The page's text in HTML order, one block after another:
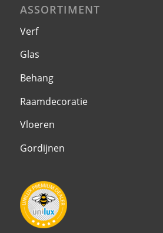
ASSORTIMENT
Verf
Glas
Behang
Raamdecoratie
Vloeren
Gordijnen